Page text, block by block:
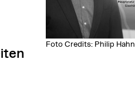
Foto Credits: Philip Hahn